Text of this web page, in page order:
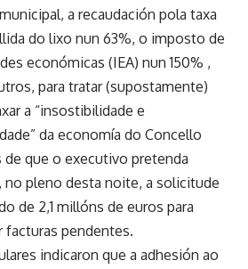
a recaudación pola taxa
do lixo nun 63%, o imposto de
económicas (IEA) nun 150% ,
para tratar (supostamente)
a “insostibilidade e
da economía do Concello
de que o executivo pretenda
no pleno desta noite, a solicitude
de 2,1 millóns de euros para
facturas pendentes.
indicaron que a adhesión ao